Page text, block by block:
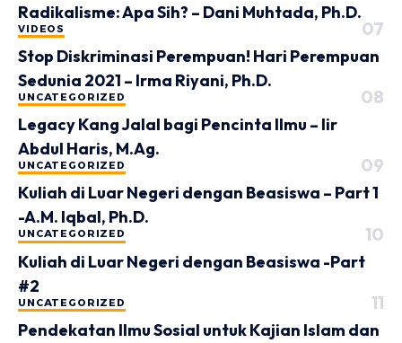
Radikalisme: Apa Sih? – Dani Muhtada, Ph.D.
VIDEOS
Stop Diskriminasi Perempuan! Hari Perempuan
Sedunia 2021 – Irma Riyani, Ph.D.
UNCATEGORIZED
Legacy Kang Jalal bagi Pencinta Ilmu – Iir
Abdul Haris, M.Ag.
UNCATEGORIZED
Kuliah di Luar Negeri dengan Beasiswa – Part 1
-A.M. Iqbal, Ph.D.
UNCATEGORIZED
Kuliah di Luar Negeri dengan Beasiswa -Part
#2
UNCATEGORIZED
Pendekatan Ilmu Sosial untuk Kajian Islam dan